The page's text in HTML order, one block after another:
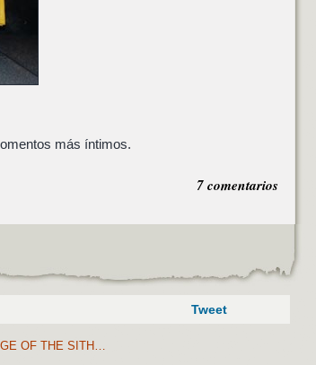
más íntimos.
7 comentarios
Tweet
OF THE SITH…